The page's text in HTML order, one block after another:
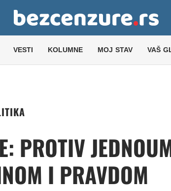
VESTI KOLUMNE MOJ STAV VAŠ
PROTIV
I PRAVDOM